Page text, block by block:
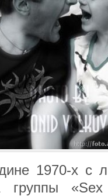
1970-х с
группы